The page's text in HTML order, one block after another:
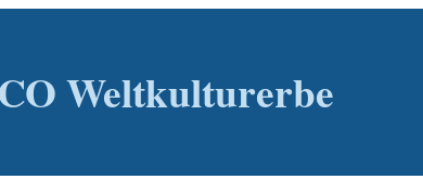
Weltkulturerbe